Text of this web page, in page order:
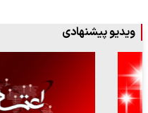
ویدیو پیشنهادی